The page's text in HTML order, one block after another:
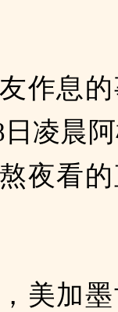
作息
凌晨
夜看
美加